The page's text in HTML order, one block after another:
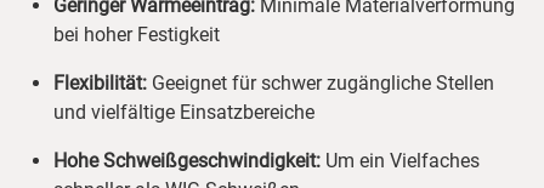
Geringer Wärmeeintrag: Minimale Materialverformung
bei hoher Festigkeit
Flexibilität: Geeignet für schwer zugängliche Stellen
und vielfältige Einsatzbereiche
Hohe Schweißgeschwindigkeit: Um ein Vielfaches